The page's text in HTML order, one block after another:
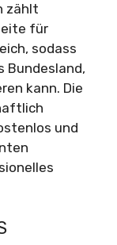
zählt
für
sodass
Bundesland,
kann. Die
und